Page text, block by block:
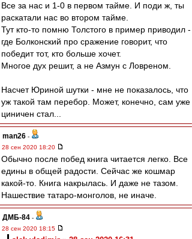
Все за нас и 1-0 в первом тайме. И поди ж, ты
раскатали нас во втором тайме.
Тут кто-то помню Толстого в пример приводил -
где Болконский про сражение говорит, что
победит тот, кто больше хочет.
Многое дух решит, а не Азмун с Ловреном.
Насчет Юриной шутки - мне не показалось, что
уж такой там перебор. Может, конечно, сам уже
циничен стал...
man26 -
28 сен 2020 18:20
Обычно после побед книга читается легко. Все
едины в общей радости. Сейчас же кошмар
какой-то. Книга накрылась. И даже не тазом.
Нашествие татаро-монголов, не иначе.
ДМБ-84 -
28 сен 2020 18:15